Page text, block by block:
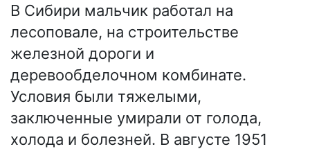
В Сибири мальчик работал на
лесоповале, на строительстве
железной дороги и
деревообделочном комбинате.
Условия были тяжелыми,
заключенные умирали от голода,
холода и болезней. В августе 1951